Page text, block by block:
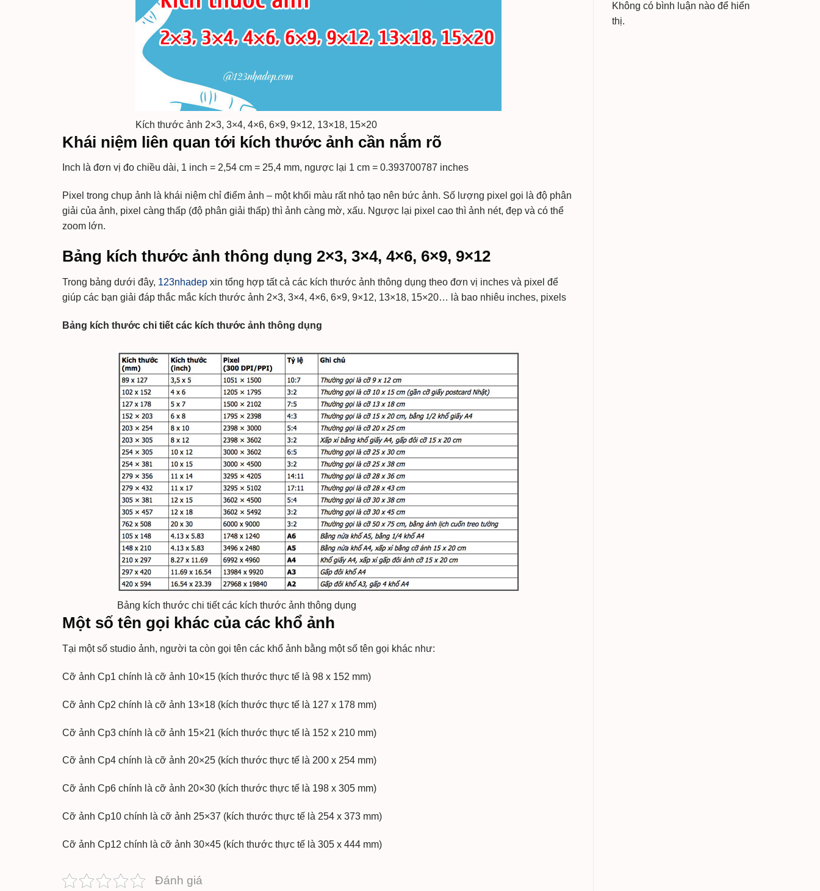
Kích thước ảnh 2×3, 3×4, 4×6, 6×9, 9×12, 13×18, 15×20
Khái niệm liên quan tới kích thước ảnh cần nắm rõ
Inch là đơn vị đo chiều dài, 1 inch = 2,54 cm = 25,4 mm, ngược lại 1 cm = 0.393700787 inches
Pixel trong chụp ảnh là khái niệm chỉ điểm ảnh – một khối màu rất nhỏ tạo nên bức ảnh. Số lượng pixel gọi là độ phân
giải của ảnh, pixel càng thấp (độ phân giải thấp) thì ảnh càng mờ, xấu. Ngược lại pixel cao thì ảnh nét, đẹp và có thể
zoom lớn.
Bảng kích thước ảnh thông dụng 2×3, 3×4, 4×6, 6×9, 9×12
Trong bảng dưới đây, 123nhadep xin tổng hợp tất cả các kích thước ảnh thông dụng theo đơn vị inches và pixel để
giúp các bạn giải đáp thắc mắc kích thước ảnh 2×3, 3×4, 4×6, 6×9, 9×12, 13×18, 15×20… là bao nhiêu inches, pixels
Bảng kích thước chi tiết các kích thước ảnh thông dụng
Bảng kích thước chi tiết các kích thước ảnh thông dụng
Một số tên gọi khác của các khổ ảnh
Tại một số studio ảnh, người ta còn gọi tên các khổ ảnh bằng một số tên gọi khác như:
Cỡ ảnh Cp1 chính là cỡ ảnh 10×15 (kích thước thực tế là 98 x 152 mm)
Cỡ ảnh Cp2 chính là cỡ ảnh 13×18 (kích thước thực tế là 127 x 178 mm)
Cỡ ảnh Cp3 chính là cỡ ảnh 15×21 (kích thước thực tế là 152 x 210 mm)
Cỡ ảnh Cp4 chính là cỡ ảnh 20×25 (kích thước thực tế là 200 x 254 mm)
Cỡ ảnh Cp6 chính là cỡ ảnh 20×30 (kích thước thực tế là 198 x 305 mm)
Cỡ ảnh Cp10 chính là cỡ ảnh 25×37 (kích thước thực tế là 254 x 373 mm)
Cỡ ảnh Cp12 chính là cỡ ảnh 30×45 (kích thước thực tế là 305 x 444 mm)
Đánh giá
Không có bình luận nào để hiển
thị.